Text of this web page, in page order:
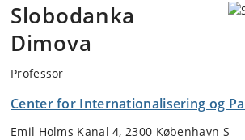
Slobodanka
Dimova
Professor
Center for Internationalisering og
Emil Holms Kanal 4, 2300 København S